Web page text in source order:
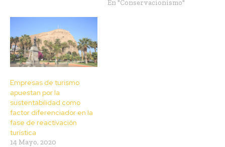
En "Conservacionismo"
Empresas de turismo
apuestan por la
sustentabilidad como
factor diferenciador en la
fase de reactivación
turística
14 Mayo, 2020